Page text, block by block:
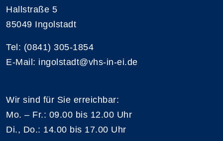
Hallstraße 5
85049 Ingolstadt
Tel: (0841) 305-1854
E-Mail: ingolstadt@vhs-in-ei.de
Wir sind für Sie erreichbar:
Mo. – Fr.: 09.00 bis 12.00 Uhr
Di., Do.: 14.00 bis 17.00 Uhr